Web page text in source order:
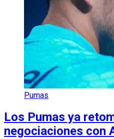
Pumas
Los Pumas ya
negociaciones con